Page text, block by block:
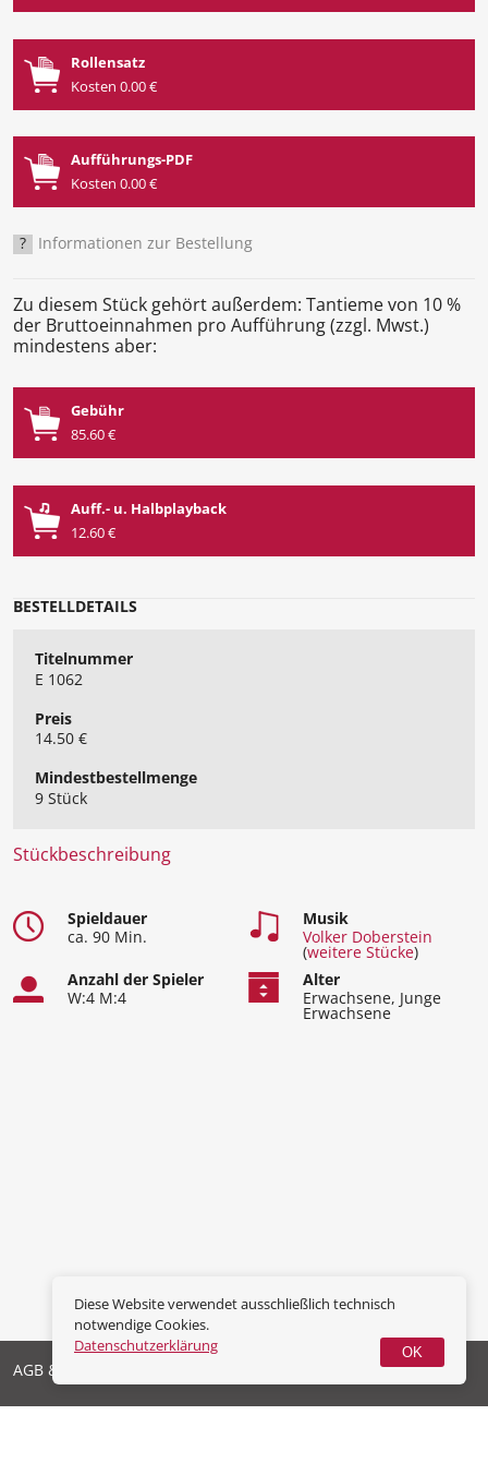
Rollensatz
Kosten 0.00 €
Aufführungs-PDF
Kosten 0.00 €
? Informationen zur Bestellung
Zu diesem Stück gehört außerdem: Tantieme von 10 %
der Bruttoeinnahmen pro Aufführung (zzgl. Mwst.)
mindestens aber:
Gebühr
85.60 €
Auff.- u. Halbplayback
12.60 €
BESTELLDETAILS
Titelnummer
E 1062
Preis
14.50 €
Mindest​bestellmenge
9 Stück
Stückbeschreibung
Spieldauer
ca. 90 Min.
Musik
Volker Doberstein
(weitere Stücke)
Anzahl der Spieler
W:4 M:4
Alter
Erwachsene, Junge
Erwachsene
AGB & Widerrufsrecht
Diese Website verwendet ausschließlich technisch
notwendige Cookies.
Datenschutzerklärung
OK